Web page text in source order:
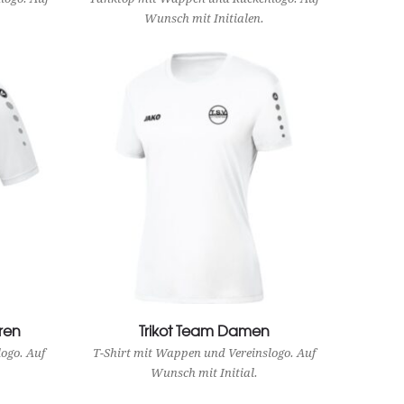
Wunsch mit Initialen.
Auf
View Product
Trikot Team Damen
T-Shirt mit Wappen und Vereinslogo. Auf
Wunsch mit Initial.